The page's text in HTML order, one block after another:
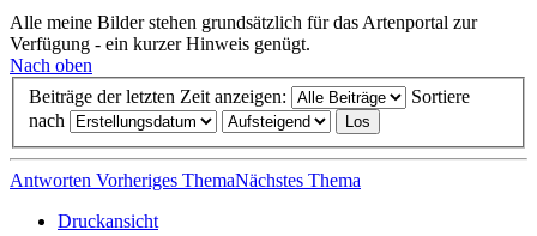
Alle meine Bilder stehen grundsätzlich für das Artenportal zur
Verfügung - ein kurzer Hinweis genügt.
Nach oben
Beiträge der letzten Zeit anzeigen:
Sortiere
nach
Antworten Vorheriges ThemaNächstes Thema
Druckansicht